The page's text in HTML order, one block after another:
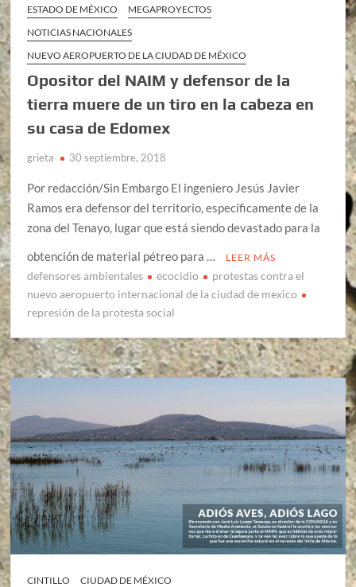
ESTADO DE MÉXICO
MEGAPROYECTOS
NOTICIAS NACIONALES
NUEVO AEROPUERTO DE LA CIUDAD DE MÉXICO
Opositor del NAIM y defensor de la
tierra muere de un tiro en la cabeza en
su casa de Edomex
grieta 30 septiembre, 2018
Por redacción/Sin Embargo El ingeniero Jesús Javier
Ramos era defensor del territorio, específicamente de la
zona del Tenayo, lugar que está siendo devastado para la
obtención de material pétreo para …
LEER MÁS
defensores ambientales ecocidio
protestas contra el
nuevo aeropuerto internacional de la ciudad de mexico
represión de la protesta social
CINTILLO
CIUDAD DE MÉXICO